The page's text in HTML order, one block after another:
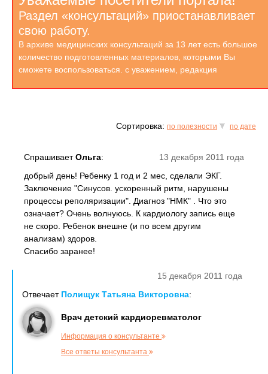
Раздел «консультаций» приостанавливает
свою работу.
В архиве медицинских консультаций за 13 лет есть большое
количество подготовленных материалов, которыми Вы
сможете воспользоваться. с уважением, редакция
Сортировка: по полезности по дате
13 декабря 2011 года
СпрашиваетОльга:
добрый день! Ребенку 1 год и 2 мес, сделали ЭКГ.
Заключение "Синусов. ускоренный ритм, нарушены
процессы реполяризации". Диагноз "НМК" . Что это
означает? Очень волнуюсь. К кардиологу запись еще
не скоро. Ребенок внешне (и по всем другим
анализам) здоров.
Спасибо заранее!
15 декабря 2011 года
Отвечает Полищук Татьяна Викторовна:
Врач детский кардиоревматолог
Информация о консультанте
Все ответы консультанта